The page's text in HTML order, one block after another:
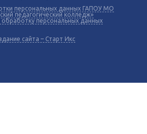
персональных данных ГАПОУ МО
педагогический колледж»
обработку персональных данных
сайта – Старт Икс